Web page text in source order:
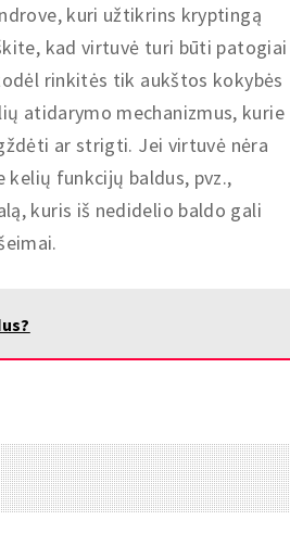
kuri užtikrins kryptingą
kad virtuvė turi būti patogiai
rinkitės tik aukštos kokybės
atidarymo mechanizmus, kurie
ar strigti. Jei virtuvė nėra
funkcijų baldus, pvz.,
kuris iš nedidelio baldo gali